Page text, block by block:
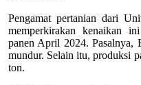
Pengamat pertanian dari
memperkirakan kenaikan
panen April 2024. Pasalnya,
mundur. Selain itu, produksi
ton.